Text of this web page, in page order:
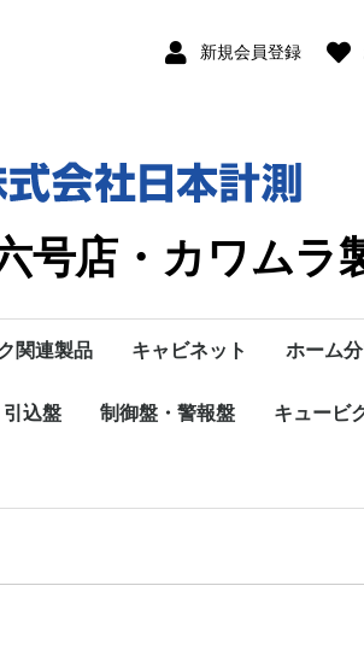
新規会員登録
号店・カワムラ
MSC
MK
MGA
L-13K
L-75.9K
L-50K
L-30K
L-22K
CBT
CC
CGRT
CR
CRT
A･B B
A
数字
M
OCR･OVGR
M
P
R
S
・TVD
TVD-1000K・TVD-
TA-1020
T-13K50
T-30K75
TL-11K25
T-13K20K･30K/T-
T-15K･T-25K･T-
TT-13K15,20,30,50
TT-
TT-80B
TT-100K100J-T
VR-300K
VCBT-K
VCB
WS-1
Ｔ・U・Ｖ Ｒ
関連製品
SMCT
オプション
ム・機器
キャビネット
部材
鉄製
弱電・通信機器収納
ステンレス製
プラスチック製
ホーム
Ezライン
enステー
EcoEye
金属製
込盤 制御盤・警報盤 キュービ